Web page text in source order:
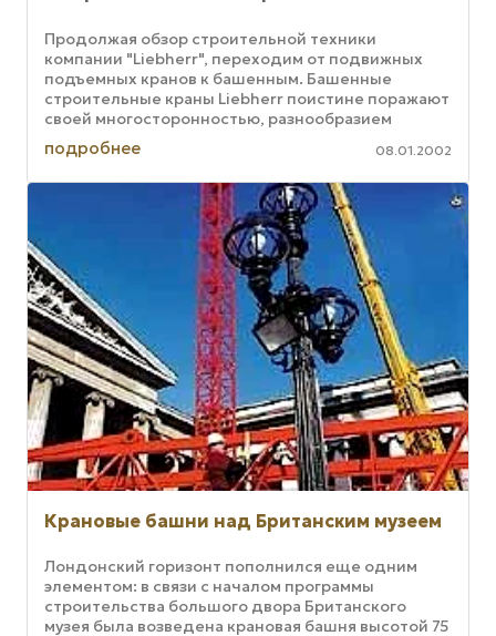
Продолжая обзор строительной техники
компании "Liebherr", переходим от подвижных
подъемных кранов к башенным. Башенные
строительные краны Liebherr поистине поражают
своей многосторонностью, разнообразием
систем, размеров и возможностей. Всего ...
подробнее 08.01.2002
Крановые башни над Британским музеем
Лондонский горизонт пополнился еще одним
элементом: в связи с началом программы
строительства большого двора Британского
музея была возведена крановая башня высотой 75